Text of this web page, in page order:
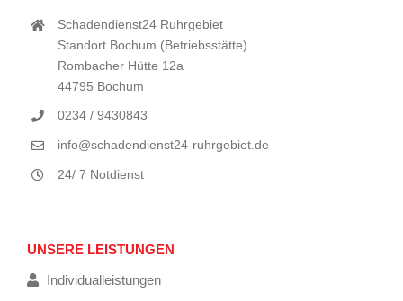
Schadendienst24 Ruhrgebiet
Standort Bochum (Betriebsstätte)
Rombacher Hütte 12a
44795 Bochum
0234 / 9430843
info@schadendienst24-ruhrgebiet.de
24/ 7 Notdienst
UNSERE LEISTUNGEN
Individualleistungen